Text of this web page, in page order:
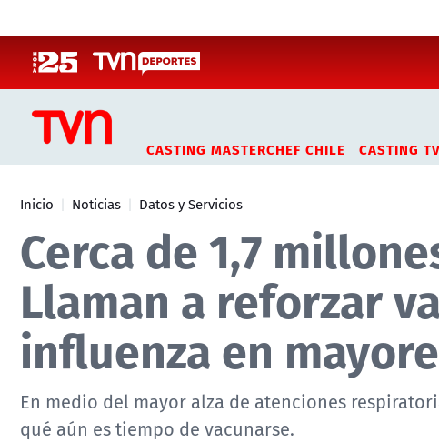
CASTING MASTERCHEF CHILE CASTING
Inicio Noticias Datos y Servicios
Cerca de 1,7
Llaman a reforzar
influenza en
En medio del mayor alza de atenciones
qué aún es tiempo de vacunarse.